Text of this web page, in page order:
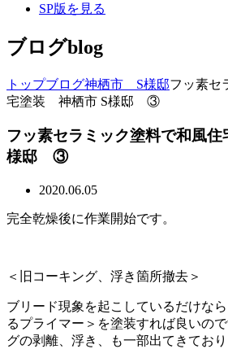
SP版を見る
ブログblog
トップブログ神栖市 S様邸フッ素セ
宅塗装 神栖市 S様邸 ③
フッ素セラミック塗料で和風
様邸 ③
2020.06.05
完全乾燥後に作業開始です。
＜旧コーキング、浮き箇所撤去＞
ブリード現象を起こしているだけな
るプライマー＞を塗装すれば良いの
グの剥離、浮き、も一部出てきてお